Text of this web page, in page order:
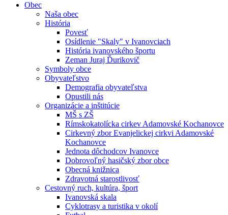
Obec
Naša obec
História
Povesť
Osídlenie "Skaly" v Ivanovciach
História ivanovského športu
Zeman Juraj Ďurikovič
Symboly obce
Obyvateľstvo
Demografia obyvateľstva
Opustili nás
Organizácie a inštitúcie
MŠ s ZŠ
Rímskokatolícka cirkev Adamovské Kochanovce
Cirkevný zbor Evanjelickej cirkvi Adamovské
Kochanovce
Jednota dôchodcov Ivanovce
Dobrovoľný hasičský zbor obce
Obecná knižnica
Zdravotná starostlivosť
Cestovný ruch, kultúra, šport
Ivanovská skala
Cyklotrasy a turistika v okolí